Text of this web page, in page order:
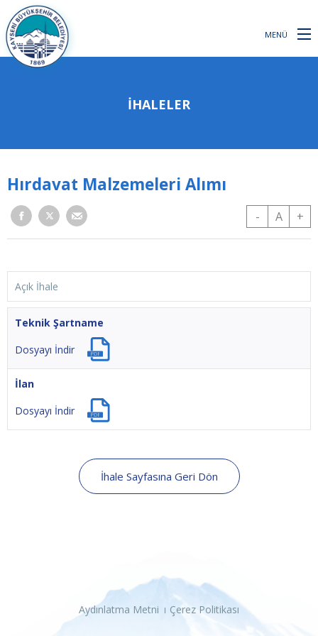
MENÜ
İHALELER
Hırdavat Malzemeleri Alımı
- A +
Açık İhale
Teknik Şartname
Dosyayı İndir
İlan
Dosyayı İndir
İhale Sayfasına Geri Dön
Aydınlatma Metni Çerez Politikası